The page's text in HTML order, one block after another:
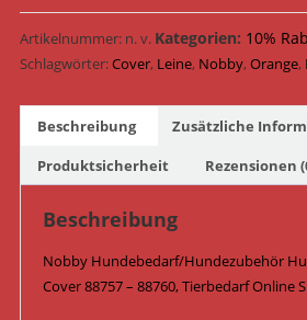
Cover
88757
-
/
Neon
Orange
Menge
Artikelnummer: n. v. Kategorien: 10%
Schlagwörter:Cover, Leine, Nobby,Orange,
Beschreibung
Zusätzliche
Produktsicherheit
Rezensionen
Beschreibung
Nobby Hundebedarf/Hundezubehör
Cover 88757 – 88760, Tierbedarf Online